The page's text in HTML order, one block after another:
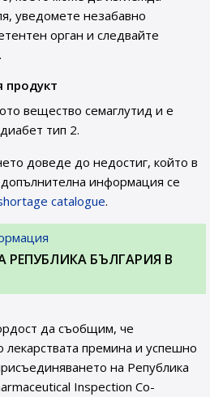
уведомете незабавно
орган и следвайте
продукт
вещество семаглутид и е
тип 2.
доведе до недостиг, който в
информация се
catalogue.
РЕПУБЛИКА БЪЛГАРИЯ В
да съобщим, че
лекарствата премина и успешно
на Република
Inspection Co-